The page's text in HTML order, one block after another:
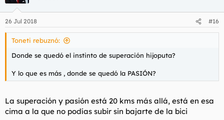
e
s
26 Jul 2018 #16
Toneti rebuznó:
Donde se quedó el instinto de superación hijoputa?
Y lo que es más , donde se quedó la PASIÓN?
La superación y pasión está 20 kms más allá, está en esa
cima a la que no podías subir sin bajarte de la bici